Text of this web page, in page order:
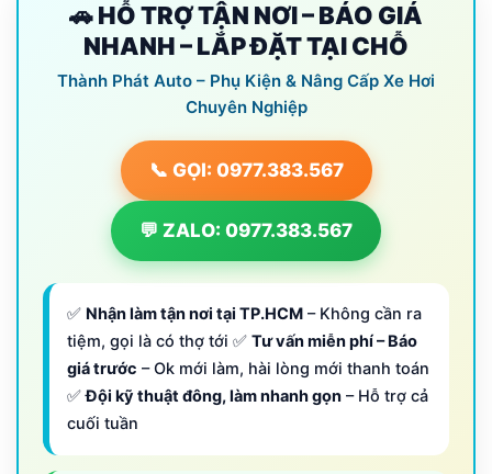
🚗 HỖ TRỢ TẬN NƠI – BÁO GIÁ
NHANH – LẮP ĐẶT TẠI CHỖ
Thành Phát Auto – Phụ Kiện & Nâng Cấp Xe Hơi
Chuyên Nghiệp
📞 GỌI: 0977.383.567
💬 ZALO: 0977.383.567
✅ Nhận làm tận nơi tại TP.HCM – Không cần ra
tiệm, gọi là có thợ tới ✅ Tư vấn miễn phí – Báo
giá trước – Ok mới làm, hài lòng mới thanh toán
✅Đội kỹ thuật đông, làm nhanh gọn – Hỗ trợ cả
cuối tuần